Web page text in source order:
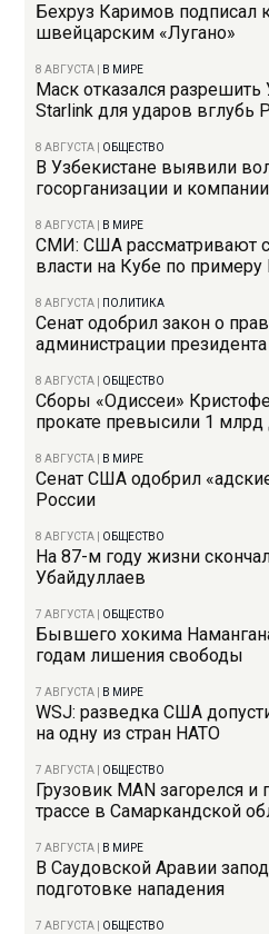
Бехруз Каримов подписал
швейцарским «Лугано»
8 АВГУСТА В МИРЕ
Маск отказался разрешить
Starlink для ударов вглубь
8 АВГУСТА ОБЩЕСТВО
В Узбекистане выявили
госорганизации и
8 АВГУСТА В МИРЕ
СМИ: США рассматривают
власти на Кубе по
8 АВГУСТА ПОЛИТИКА
Сенат одобрил закон о
администрации президента
8 АВГУСТА ОБЩЕСТВО
Сборы «Одиссеи»
прокате превысили 1 млрд
8 АВГУСТА В МИРЕ
Сенат США одобрил
России
8 АВГУСТА ОБЩЕСТВО
На 87-м году жизни
Убайдуллаев
7 АВГУСТА ОБЩЕСТВО
Бывшего хокима
годам лишения свободы
7 АВГУСТА В МИРЕ
WSJ: разведка США
на одну из стран НАТО
7 АВГУСТА ОБЩЕСТВО
Грузовик MAN загорелся и
трассе в Самаркандской
7 АВГУСТА В МИРЕ
В Саудовской Аравии
подготовке нападения
7 АВГУСТА ОБЩЕСТВО